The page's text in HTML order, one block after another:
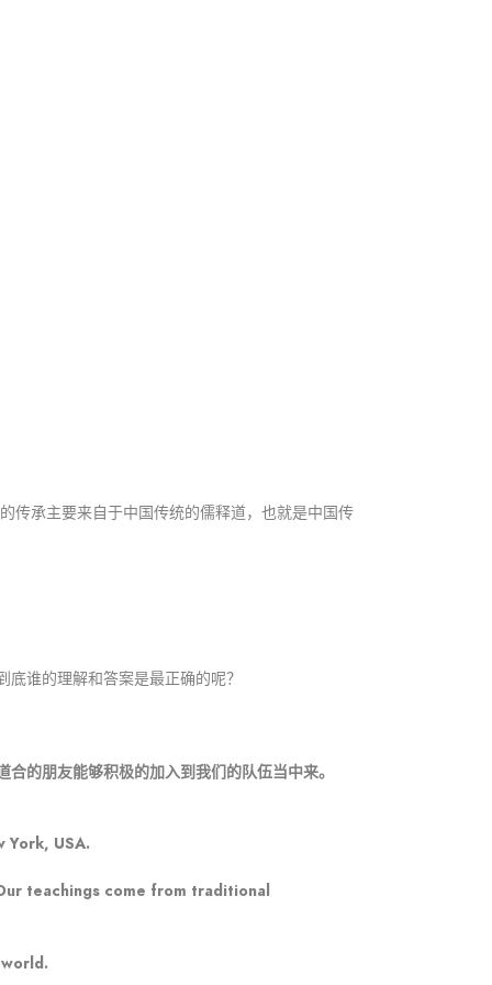
传承主要来自于中国传统的儒释道，也就是中国传
谁的理解和答案是最正确的呢？
的朋友能够积极的加入到我们的队伍当中来。
USA.
teachings come from traditional